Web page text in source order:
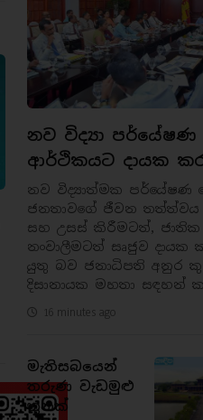
නව විද්‍යා පර්යේෂණ
ආර්ථිකයට දායක
නව විද්‍යාත්මක පර්යේෂණ
ජනතාවගේ ජීවන
සහ උසස් කිරීමටත්,
නංවාලීමටත් සෘජුව දායක
යුතු බව ජනාධිපති අනුර
දිසානායක මහතා සඳහන්
16 minutes ago
මැතිසබයෙන්
තරුණ වැඩමුළු
තුනක්